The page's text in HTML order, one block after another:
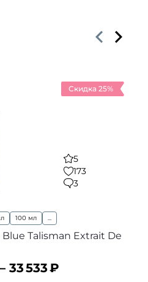
Скидка 25%
5
173
3
100 мл ...
Blue Talisman Extrait De
33 533₽